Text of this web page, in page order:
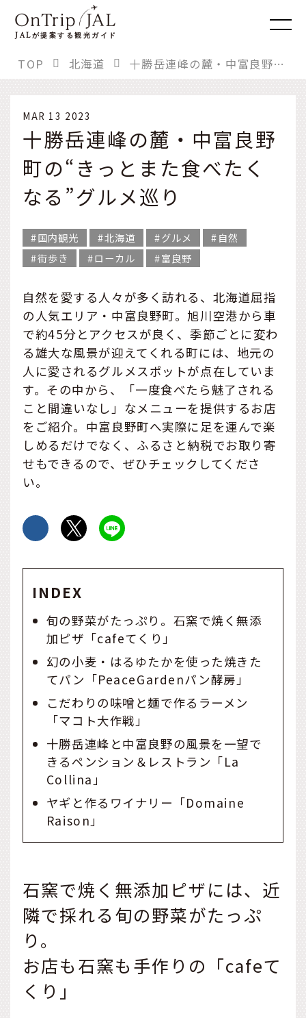
JALが提案する観光ガイド
TOP 北海道 十勝岳連峰の麓・中富良野町の“きっとまた食べたくなる”グルメ巡り
MAR 13 2023
十勝岳連峰の麓・中富良野
町の“きっとまた食べたく
なる”グルメ巡り
国内観光 北海道 グルメ
自然
街歩き
ローカル 富良野
自然を愛する人々が多く訪れる、北海道屈指
の人気エリア・中富良野町。旭川空港から車
で約45分とアクセスが良く、季節ごとに変わ
る雄大な風景が迎えてくれる町には、地元の
人に愛されるグルメスポットが点在していま
す。その中から、「一度食べたら魅了される
こと間違いなし」なメニューを提供するお店
をご紹介。中富良野町へ実際に足を運んで楽
しめるだけでなく、ふるさと納税でお取り寄
せもできるので、ぜひチェックしてくださ
い。
INDEX
旬の野菜がたっぷり。石窯で焼く無添
加ピザ「cafeてくり」
幻の小麦・はるゆたかを使った焼きた
てパン「PeaceGardenパン酵房」
こだわりの味噌と麺で作るラーメン
「マコト大作戦」
十勝岳連峰と中富良野の風景を一望で
きるペンション＆レストラン「La
Collina」
ヤギと作るワイナリー「Domaine
Raison」
石窯で焼く無添加ピザには、近
隣で採れる旬の野菜がたっぷ
り。
お店も石窯も手作りの「cafeて
くり」